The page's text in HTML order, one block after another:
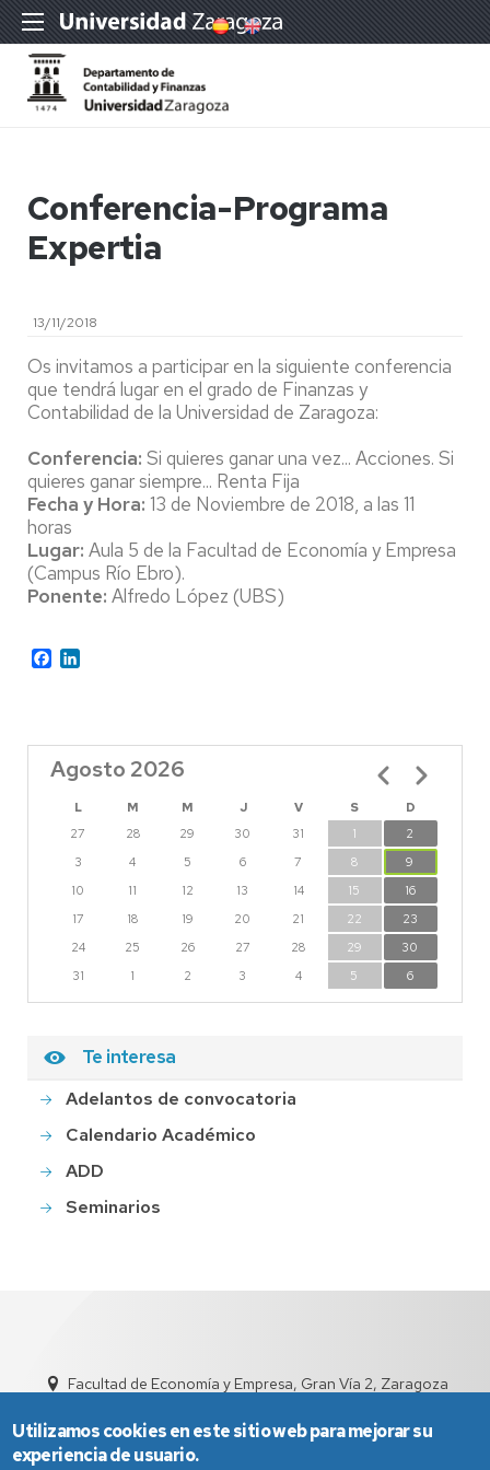
Conferencia-Programa
Expertia
13/11/2018
Os invitamos a participar en la siguiente conferencia
que tendrá lugar en el grado de Finanzas y
Contabilidad de la Universidad de Zaragoza:
Conferencia: Si quieres ganar una vez... Acciones. Si
quieres ganar siempre... Renta Fija
Fecha y Hora: 13 de Noviembre de 2018, a las 11
horas
Lugar: Aula 5 de la Facultad de Economía y Empresa
(Campus Río Ebro).
Ponente: Alfredo López (UBS)
Facebook
Agosto 2026
L M M J V S
D
27
28 29 30 31 1
2
3
4 5 6 7 8
9
10
11 12 13 14 15
16
17
18 19 20 21 22
23
24
25 26 27 28 29
30
31
1 2 3 4 5 6
Paginación
Te interesa
Adelantos de convocatoria
Calendario Académico
ADD
Seminarios
Facultad de Economía y Empresa, Gran Vía 2, Zaragoza
Utilizamos cookies en este sitio web para mejorar su
experiencia de usuario.